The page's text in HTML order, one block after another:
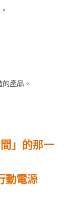
產品。
」的那一
動電源